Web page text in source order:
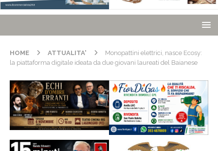
HOME ATTUALITA'
Monopattini elettrici, nasce Ecosy:
la piattaforma digitale ideata da due giovani laureati del Baianese